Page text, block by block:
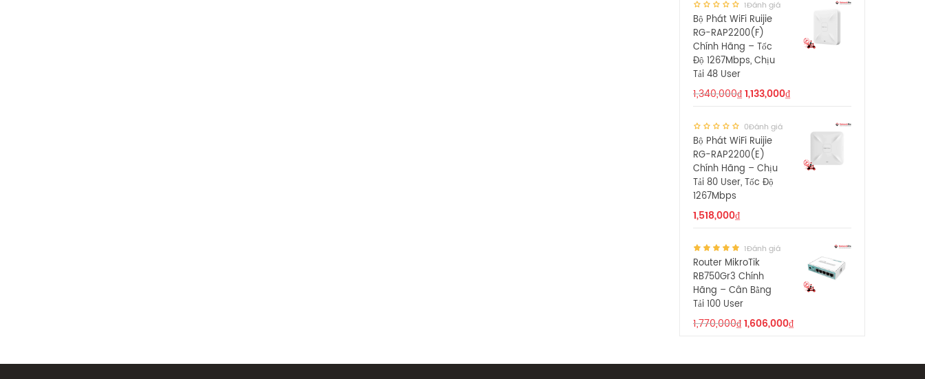
1Đánh giá
Bộ Phát WiFi Ruijie
RG-RAP2200(F)
Chính Hãng – Tốc
Độ 1267Mbps, Chịu
Tải 48 User
1,340,000₫1,133,000₫
0Đánh giá
Bộ Phát WiFi Ruijie
RG-RAP2200(E)
Chính Hãng – Chịu
Tải 80 User, Tốc Độ
1267Mbps
1,518,000₫
1Đánh giá
Router MikroTik
RB750Gr3 Chính
Hãng – Cân Bằng
Tải 100 User
1,770,000₫1,606,000₫